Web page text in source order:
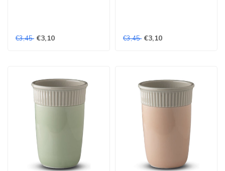
€3,45 €3,10 €3,45 €3,10